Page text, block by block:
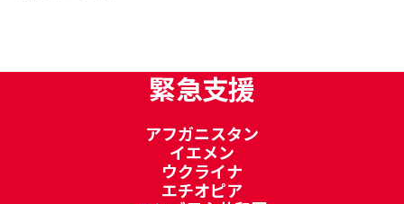
緊急支援
アフガニスタン
イエメン
ウクライナ
エチオピア